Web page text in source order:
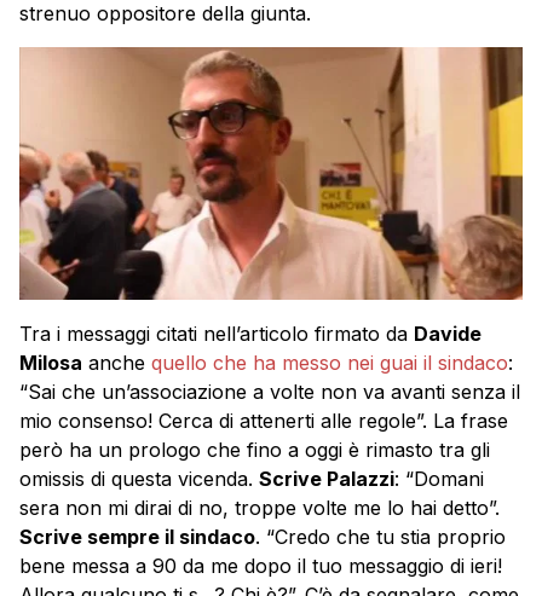
strenuo oppositore della giunta.
Tra i messaggi citati nell’articolo firmato da Davide
Milosa anche quello che ha messo nei guai il sindaco:
“Sai che un’associazione a volte non va avanti senza il
mio consenso! Cerca di attenerti alle regole”. La frase
però ha un prologo che fino a oggi è rimasto tra gli
omissis di questa vicenda. Scrive Palazzi: “Domani
sera non mi dirai di no, troppe volte me lo hai detto”.
Scrive sempre il sindaco. “Credo che tu stia proprio
bene messa a 90 da me dopo il tuo messaggio di ieri!